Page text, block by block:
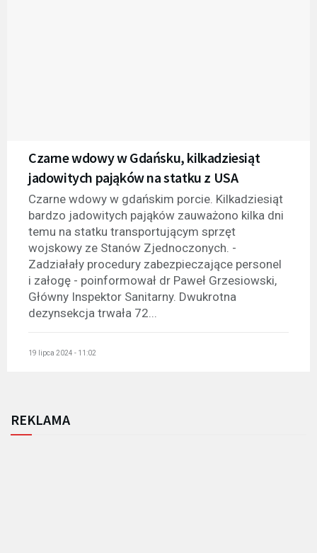
Czarne wdowy w Gdańsku, kilkadziesiąt
jadowitych pająków na statku z USA
Czarne wdowy w gdańskim porcie. Kilkadziesiąt
bardzo jadowitych pająków zauważono kilka dni
temu na statku transportującym sprzęt
wojskowy ze Stanów Zjednoczonych. -
Zadziałały procedury zabezpieczające personel
i załogę - poinformował dr Paweł Grzesiowski,
Główny Inspektor Sanitarny. Dwukrotna
dezynsekcja trwała 72...
19 lipca 2024 - 11:02
REKLAMA